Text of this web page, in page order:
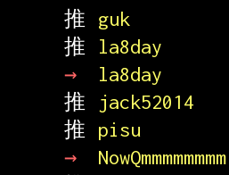
推
guk
推
la8day
→
la8day
推
jack52014
推
pisu
→
NowQmmmmmmmm